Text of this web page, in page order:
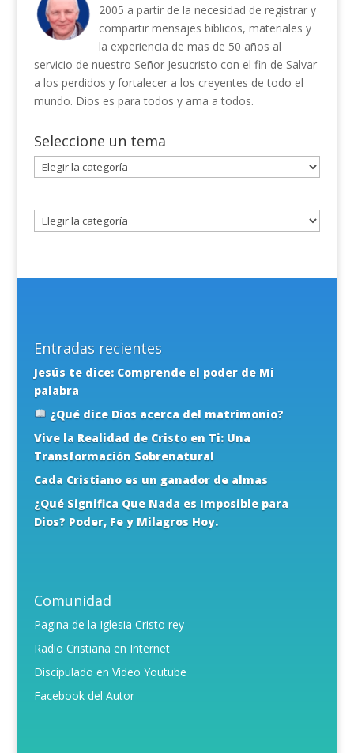
2005 a partir de la necesidad de registrar y
compartir mensajes bíblicos, materiales y
la experiencia de mas de 50 años al
servicio de nuestro Señor Jesucristo con el fin de Salvar
a los perdidos y fortalecer a los creyentes de todo el
mundo. Dios es para todos y ama a todos.
Seleccione un tema
Seleccione
un
Entradas recientes
Jesús te dice: Comprende el poder de Mi
palabra
¿Qué dice Dios acerca del matrimonio?
Vive la Realidad de Cristo en Ti: Una
Transformación Sobrenatural
Cada Cristiano es un ganador de almas
¿Qué Significa Que Nada es Imposible para
Dios? Poder, Fe y Milagros Hoy.
Comunidad
Pagina de la Iglesia Cristo rey
Radio Cristiana en Internet
Discipulado en Video Youtube
Facebook del Autor